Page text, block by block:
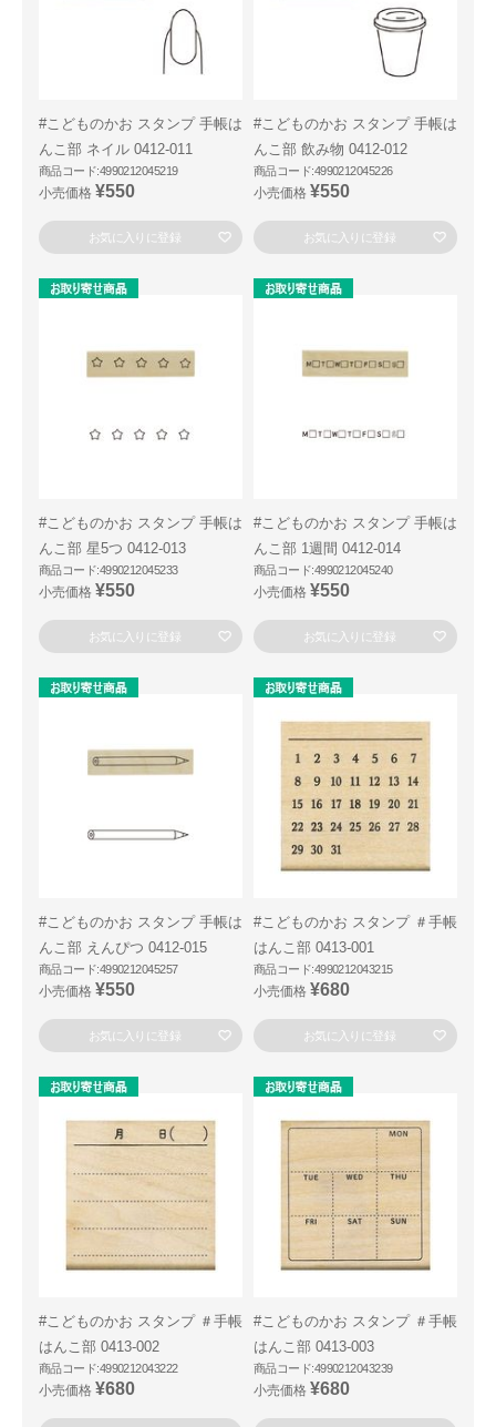
#こどものかお スタンプ 手帳は
んこ部 ネイル 0412-011
商品コード:4990212045219
小売価格 ¥550
お気に入りに登録
#こどものかお スタンプ 手帳は
んこ部 飲み物 0412-012
商品コード:4990212045226
小売価格 ¥550
お気に入りに登録
#こどものかお スタンプ 手帳は
んこ部 星5つ 0412-013
商品コード:4990212045233
小売価格 ¥550
お気に入りに登録
#こどものかお スタンプ 手帳は
んこ部 1週間 0412-014
商品コード:4990212045240
小売価格 ¥550
お気に入りに登録
#こどものかお スタンプ 手帳は
んこ部 えんぴつ 0412-015
商品コード:4990212045257
小売価格 ¥550
お気に入りに登録
#こどものかお スタンプ ＃手帳
はんこ部 0413-001
商品コード:4990212043215
小売価格 ¥680
お気に入りに登録
#こどものかお スタンプ ＃手帳
はんこ部 0413-002
商品コード:4990212043222
小売価格 ¥680
#こどものかお スタンプ ＃手帳
はんこ部 0413-003
商品コード:4990212043239
小売価格 ¥680